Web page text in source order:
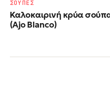
Καλοκαιρινή κρύα
(Ajo Blanco)
ΣΟΥΠΕΣ